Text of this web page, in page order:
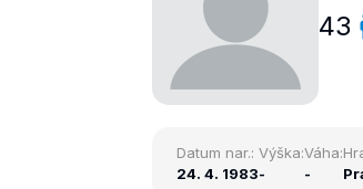
43
Datum nar.:
24. 4. 1983
Výška:
-
Váha:
-